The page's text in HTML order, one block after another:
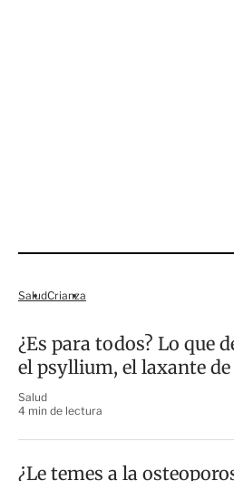
SaludCrianza
¿Es para todos? Lo que
el psyllium, el laxante de
Salud
4 min de lectura
¿Le temes a la